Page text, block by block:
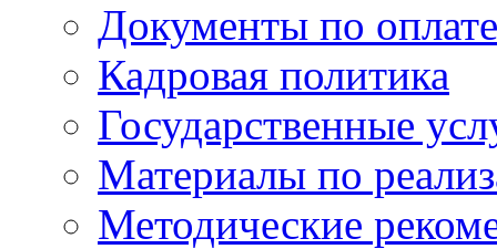
Документы по
Кадровая политика
Государственные
Материалы по
Методические